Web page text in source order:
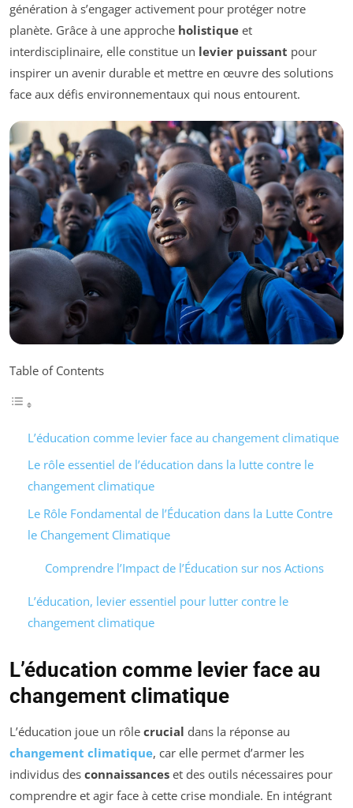
génération à s’engager activement pour protéger notre
planète. Grâce à une approche holistique et
interdisciplinaire, elle constitue un levier puissant pour
inspirer un avenir durable et mettre en œuvre des solutions
face aux défis environnementaux qui nous entourent.
Table of Contents
L’éducation comme levier face au changement climatique
Le rôle essentiel de l’éducation dans la lutte contre le
changement climatique
Le Rôle Fondamental de l’Éducation dans la Lutte Contre
le Changement Climatique
Comprendre l’Impact de l’Éducation sur nos Actions
L’éducation, levier essentiel pour lutter contre le
changement climatique
L’éducation comme levier face au
changement climatique
L’éducation joue un rôle crucial dans la réponse au
changement climatique, car elle permet d’armer les
individus des connaissances et des outils nécessaires pour
comprendre et agir face à cette crise mondiale. En intégrant